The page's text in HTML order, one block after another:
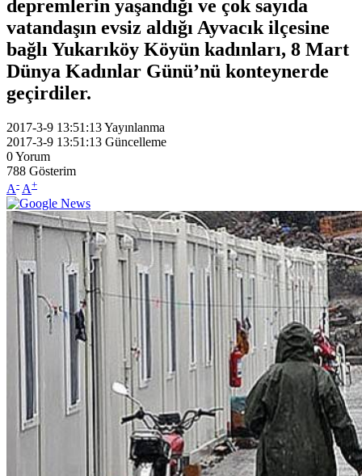
depremlerin yaşandığı ve çok sayıda
vatandaşın evsiz aldığı Ayvacık ilçesine
bağlı Yukarıköy Köyün kadınları, 8 Mart
Dünya Kadınlar Günü’nü konteynerde
geçirdiler.
2017-3-9 13:51:13Yayınlanma
2017-3-9 13:51:13 Güncelleme
0Yorum
788 Gösterim
A- A+